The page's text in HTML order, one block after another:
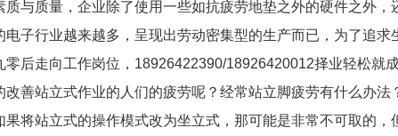
与质量，企业除了使用一些如抗疲劳地垫之外的硬件之外，
子行业越来越多，呈现出劳动密集型的生产而已，为了追求
后走向工作岗位，18926422390/18926420012择业轻松就
善站立式作业的人们的疲劳呢？经常站立脚疲劳有什么办法
将站立式的操作模式改为坐立式，那可能是非常不可取的，